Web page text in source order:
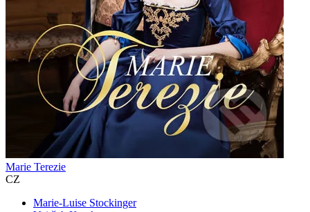
Marie Terezie
CZ
Marie-Luise Stockinger